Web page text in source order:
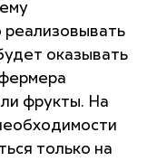
оказывать
фрукты. На
только на